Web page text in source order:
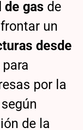
de gas de
un
desde
para
por la
según
de la